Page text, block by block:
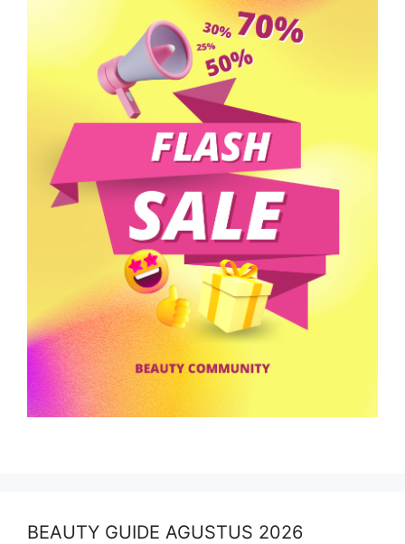
BEAUTY GUIDE AGUSTUS 2026